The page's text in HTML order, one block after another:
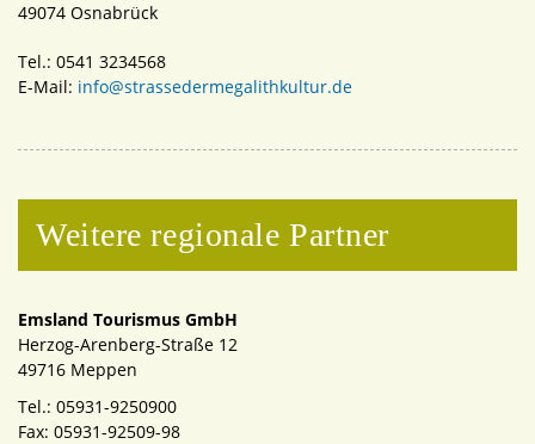
49074 Osnabrück
Tel.: 0541 3234568
E-Mail: info@strassedermegalithkultur.de
Weitere regionale Partner
Emsland Tourismus GmbH
Herzog-Arenberg-Straße 12
49716 Meppen
Tel.: 05931-9250900
Fax: 05931-92509-98